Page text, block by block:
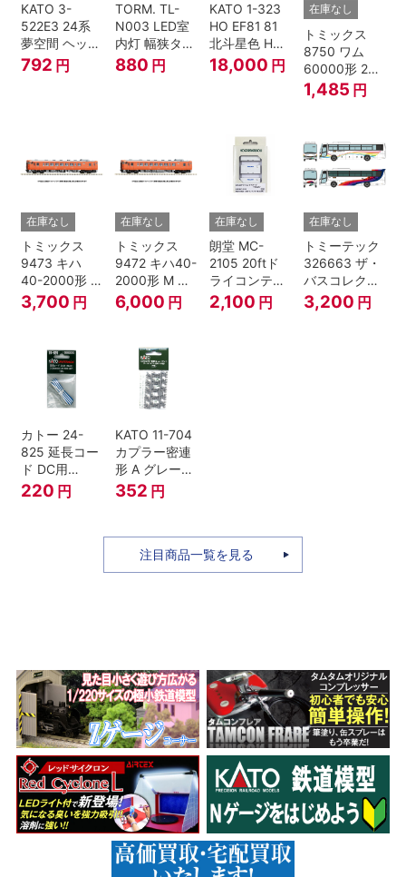
KATO 3-
522E3 24系
夢空間 ヘッド
マーク 4種各1
792 円
TORM. TL-
N003 LED室
内灯 幅狭タイ
プ・電球色 1
本 鉄道模型
880 円
KATO 1-323
HO EF81 81
北斗星色 HO
ゲージ
18,000 円
在庫なし
トミックス
8750 ワム
60000形 2両
セット Nゲー
ジ
1,485 円
在庫なし
トミックス
9473 キハ
40-2000形 T
Nゲージ
3,700 円
在庫なし
トミックス
9472 キハ40-
2000形 M N
ゲージ
6,000 円
在庫なし
朗堂 MC-
2105 20ftド
ライコンテナ
タイプ
TRANCY
2,100 円
在庫なし
トミーテック
326663 ザ・
バスコレクシ
ョン 西日本鉄
道・九州産交
3,200 円
カトー 24-
825 延長コー
ド DC用
(90cm）
220 円
KATO 11-704
カプラー密連
形 A グレー
(20個入) (ア
ーノルドカプ
352 円
注目商品一覧を見る